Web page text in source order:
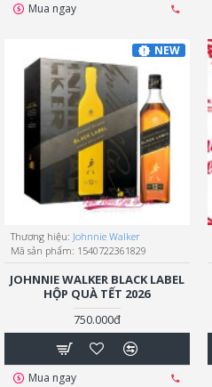
Mua ngay
NEW
Thương hiệu: Johnnie Walker
Mã sản phẩm: 1540722361829
JOHNNIE WALKER BLACK LABEL
HỘP QUÀ TẾT 2026
750.000đ
Mua ngay